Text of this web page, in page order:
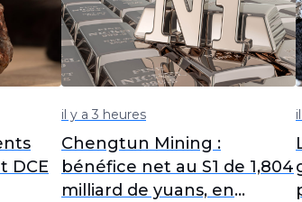
DCE
il y a 3 heures
Chengtun Mining :
bénéfice net au S1 de 1,804
milliard de yuans, en